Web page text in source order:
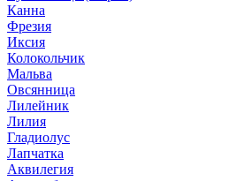
Канна
Фрезия
Иксия
Колокольчик
Мальва
Овсянница
Лилейник
Лилия
Гладиолус
Лапчатка
Аквилегия